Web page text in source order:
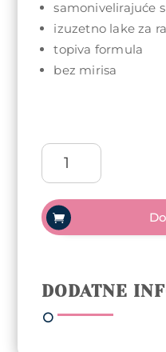
samonivelirajuće
izuzetno lake za
topiva formula
bez mirisa
Arty
Nails
trajni
lak
5ml
količina
DODATNE